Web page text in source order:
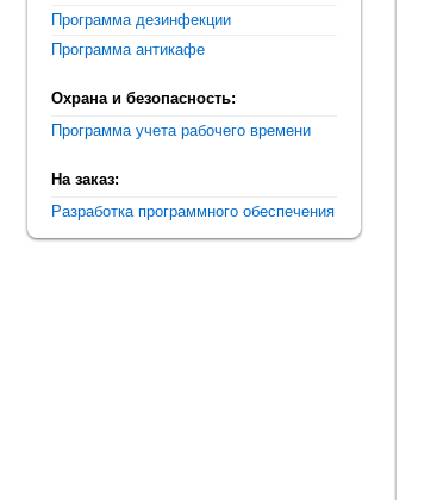
Программа дезинфекции
Программа антикафе
Охрана и безопасность:
Программа учета рабочего времени
На заказ:
Разработка программного обеспечения